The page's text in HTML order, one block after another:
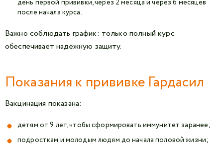
день первой прививки, через 2 месяца и через 6 месяцев
после начала курса.
Важно соблюдать график: только полный курс
обеспечивает надёжную защиту.
Показания к прививке Гардасил
Вакцинация показана:
детям от 9 лет, чтобы сформировать иммунитет заранее;
подросткам и молодым людям до начала половой жизни;